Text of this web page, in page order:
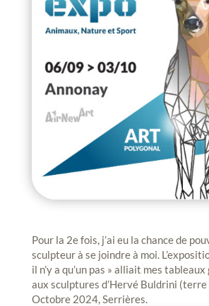
Pour la 2e fois, j’ai eu la chance de
sculpteur à se joindre à moi.
il n’y a qu’un pas » alliait mes
aux sculptures d’Hervé Buldrini
Octobre 2024, Serrières.